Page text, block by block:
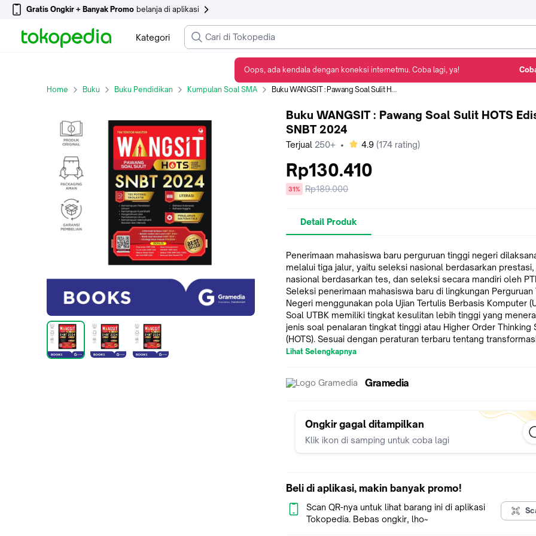
Gratis Ongkir + Banyak Promo belanja di aplikasi
Kategori
Home Buku Buku Pendidikan Kumpulan Soal SMA Buku WANGSIT : Pawang Soal Sulit HOTS Edisi SNBT 2024
Buku WANGSIT : Pawang Soal Sulit HOTS
SNBT 2024
Terjual 250+ • bintang
4.9 (174 rating)
Rp130.410
diskon
31%
Harga
Rp189.000
Detail Produk
Penerimaan mahasiswa baru perguruan tinggi negeri
melalui tiga jalur, yaitu seleksi nasional berdasarkan
nasional berdasarkan tes, dan seleksi secara mandiri oleh
Seleksi penerimaan mahasiswa baru di lingkungan Perguruan
Negeri menggunakan pola Ujian Tertulis Berbasis Komputer
Soal UTBK memiliki tingkat kesulitan lebih tinggi yang
jenis soal penalaran tingkat tinggi atau Higher Order Thinking
(HOTS). Sesuai dengan peraturan terbaru tentang
seleksi masuk PTN yang berfokus pada pengukuran
persaingan masuk PTN maka diperlukan persiapan yang
mengerjakan soal. Buku WANGSIT (Pawang Soal Sulit) HOTS
2024 ini hadir untuk membekali siswa dalam persiapan
masuk PTN.
Pemahaman Umum, Kemampuan Memahami Bacaan dan
dan Pengetahuan Kuantitatif), LIterasi Bahasa Indonesia,
Bahasa Inggris, dan Penalaran Matematika. Selain itu,
dengan drilling soal per topik bahasan dan pembahasan
Lihat Selengkapnya
Gramedia
Ongkir gagal ditampilkan
Klik ikon di samping untuk coba lagi
Beli di aplikasi, makin banyak promo!
Scan QR-nya untuk lihat barang ini di aplikasi
Tokopedia. Bebas ongkir, lho~
Oops, ada kendala dengan koneksi internetmu. Coba lagi, ya!